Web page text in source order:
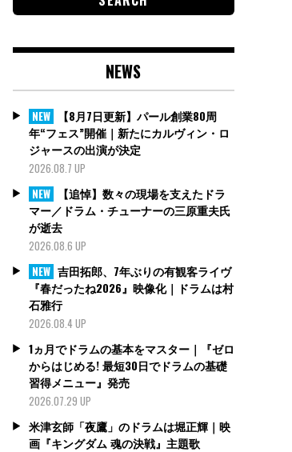
NEWS
NEW
【8月7日更新】パール創業80周
年“フェス”開催｜新たにカルヴィン・ロ
ジャースの出演が決定
2026.08.7 UP
NEW
【追悼】数々の現場を支えたドラ
マー／ドラム・チューナーの三原重夫氏
が逝去
2026.08.6 UP
NEW 吉田拓郎、7年ぶりの有観客ライヴ
『春だったね2026』映像化｜ドラムは村
石雅行
2026.08.4 UP
1ヵ月でドラムの基本をマスター｜『ゼロ
からはじめる! 最短30日でドラムの基礎
習得メニュー』発売
2026.07.29 UP
米津玄師「夜鷹」のドラムは堀正輝｜映
画『キングダム 魂の決戦』主題歌